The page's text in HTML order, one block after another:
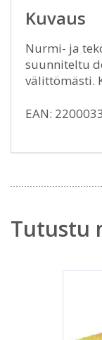
Kuvaus
Nurmi- ja
suunniteltu
välittömästi.
EAN:
Tutustu